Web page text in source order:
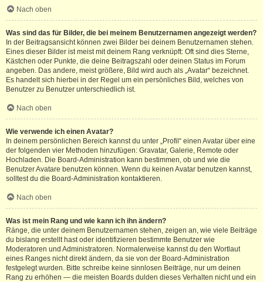
Nach oben
Was sind das für Bilder, die bei meinem Benutzernamen angezeigt werden?
In der Beitragsansicht können zwei Bilder bei deinem Benutzernamen stehen.
Eines dieser Bilder ist meist mit deinem Rang verknüpft: Oft sind dies Sterne,
Kästchen oder Punkte, die deine Beitragszahl oder deinen Status im Forum
angeben. Das andere, meist größere, Bild wird auch als „Avatar“ bezeichnet.
Es handelt sich hierbei in der Regel um ein persönliches Bild, welches von
Benutzer zu Benutzer unterschiedlich ist.
Nach oben
Wie verwende ich einen Avatar?
In deinem persönlichen Bereich kannst du unter „Profil“ einen Avatar über eine
der folgenden vier Methoden hinzufügen: Gravatar, Galerie, Remote oder
Hochladen. Die Board-Administration kann bestimmen, ob und wie die
Benutzer Avatare benutzen können. Wenn du keinen Avatar benutzen kannst,
solltest du die Board-Administration kontaktieren.
Nach oben
Was ist mein Rang und wie kann ich ihn ändern?
Ränge, die unter deinem Benutzernamen stehen, zeigen an, wie viele Beiträge
du bislang erstellt hast oder identifizieren bestimmte Benutzer wie
Moderatoren und Administratoren. Normalerweise kannst du den Wortlaut
eines Ranges nicht direkt ändern, da sie von der Board-Administration
festgelegt wurden. Bitte schreibe keine sinnlosen Beiträge, nur um deinen
Rang zu erhöhen — die meisten Boards dulden dieses Verhalten nicht und ein